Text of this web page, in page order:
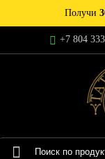
Получи
+7 804